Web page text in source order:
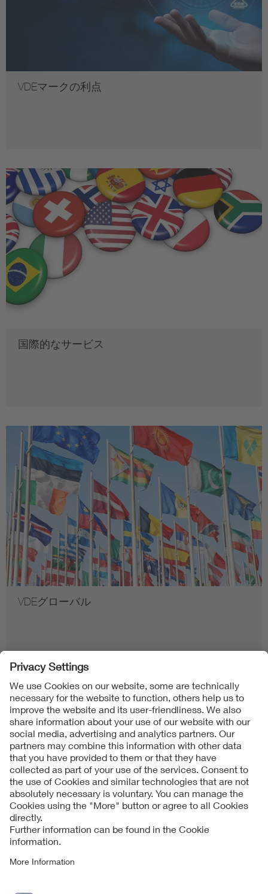
VDEマークの利点
国際的なサービス
VDEグローバル
Follow us on
Imprint + Liability
Cookies Notice